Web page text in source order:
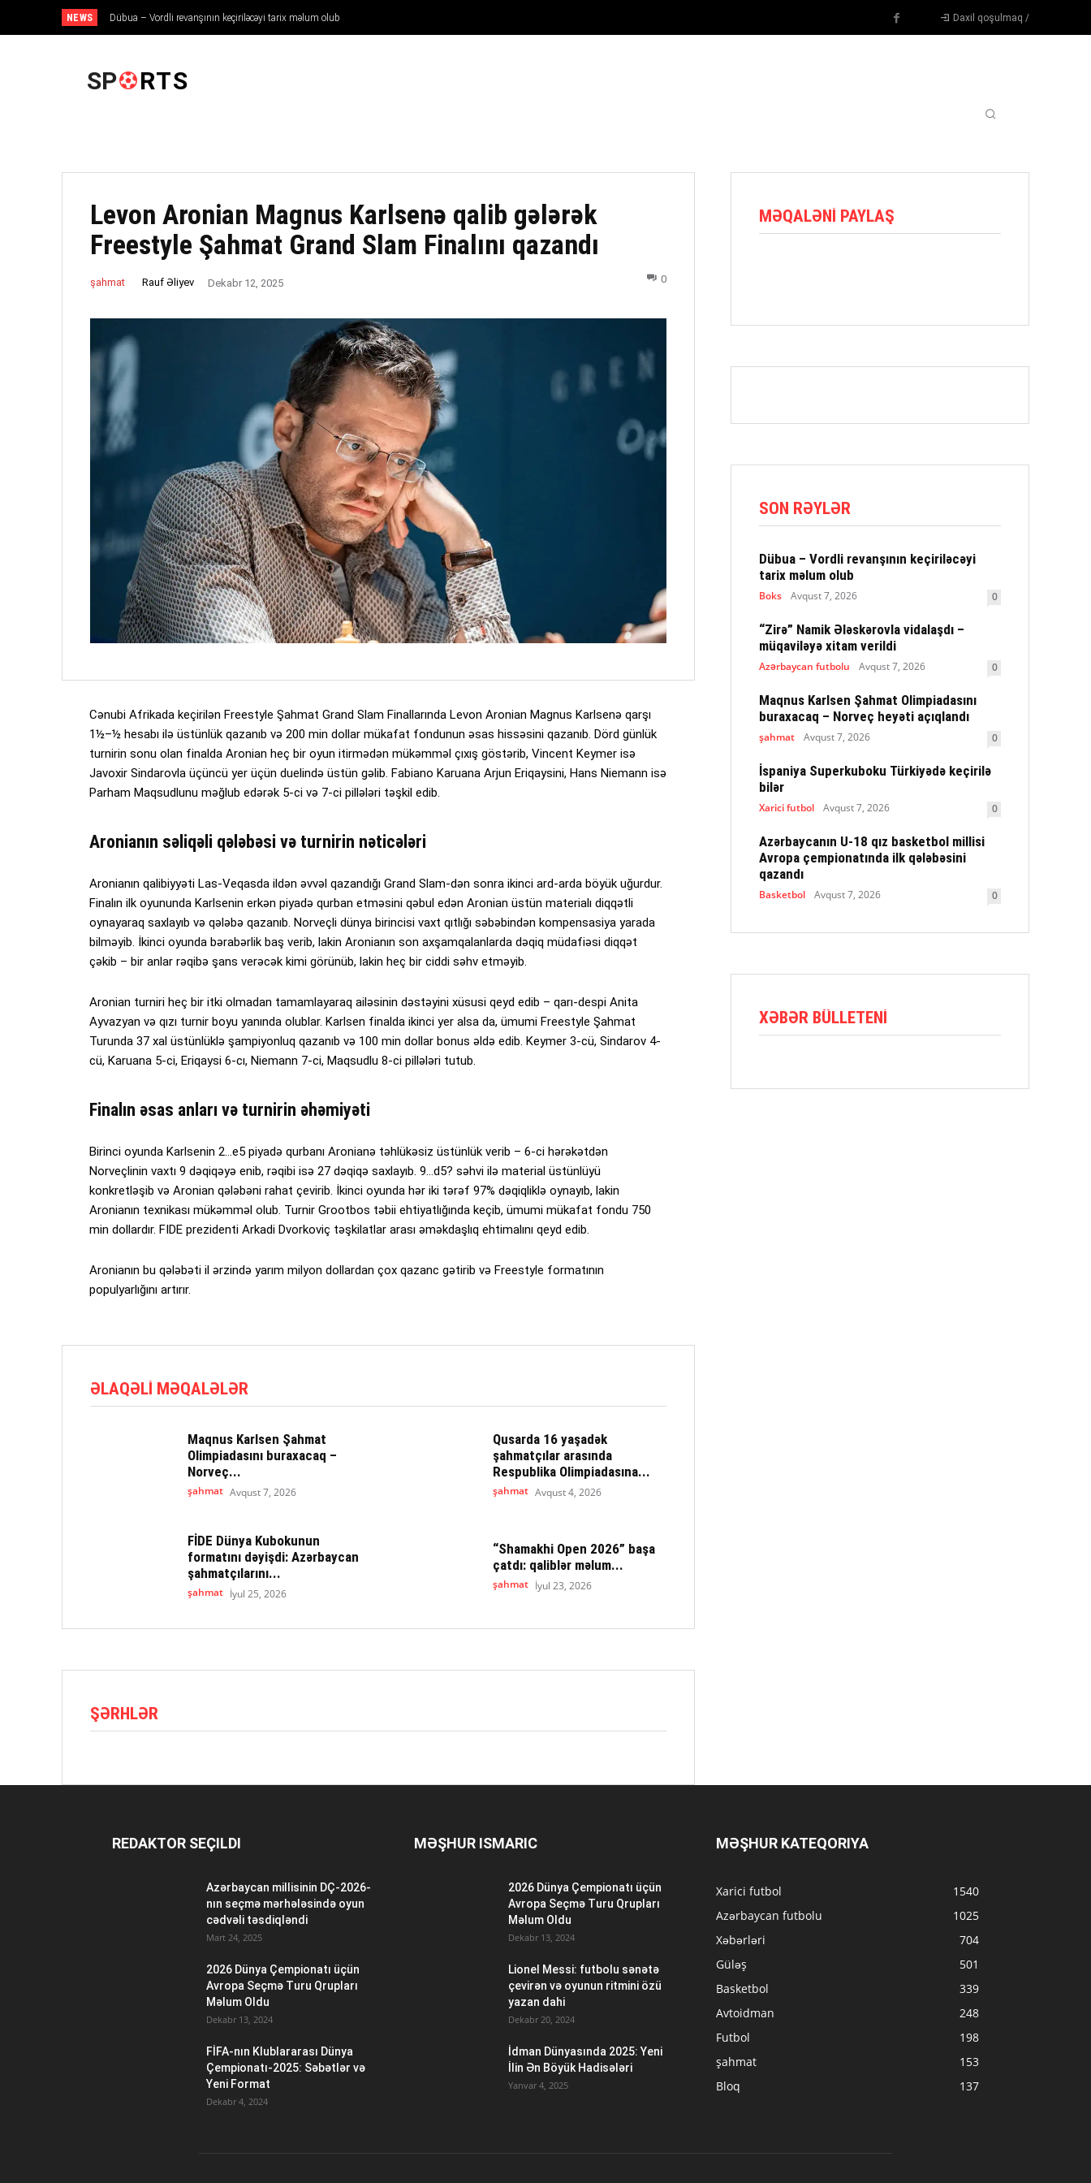
NEWS Dübua – Vordli revanşının keçiriləcəyi tarix məlum olub Daxil qoşulmaq /
SP RTS
Levon Aronian Magnus Karlsenə qalib gələrək
Freestyle Şahmat Grand Slam Finalını qazandı
şahmat Rauf Əliyev Dekabr 12, 2025 0
Cənubi Afrikada keçirilən Freestyle Şahmat Grand Slam Finallarında Levon Aronian Magnus Karlsenə qarşı
1½–½ hesabı ilə üstünlük qazanıb və 200 min dollar mükafat fondunun əsas hissəsini qazanıb. Dörd günlük
turnirin sonu olan finalda Aronian heç bir oyun itirmədən mükəmməl çıxış göstərib, Vincent Keymer isə
Javoxir Sindarovla üçüncü yer üçün duelində üstün gəlib. Fabiano Karuana Arjun Eriqaysini, Hans Niemann isə
Parham Maqsudlunu məğlub edərək 5-ci və 7-ci pillələri təşkil edib.
Aronianın səliqəli qələbəsi və turnirin nəticələri
Aronianın qalibiyyəti Las-Veqasda ildən əvvəl qazandığı Grand Slam-dən sonra ikinci ard-arda böyük uğurdur.
Finalın ilk oyununda Karlsenin erkən piyadə qurban etməsini qəbul edən Aronian üstün materialı diqqətli
oynayaraq saxlayıb və qələbə qazanıb. Norveçli dünya birincisi vaxt qıtlığı səbəbindən kompensasiya yarada
bilməyib. İkinci oyunda bərabərlik baş verib, lakin Aronianın son axşamqalanlarda dəqiq müdafiəsi diqqət
çəkib – bir anlar rəqibə şans verəcək kimi görünüb, lakin heç bir ciddi səhv etməyib.
Aronian turniri heç bir itki olmadan tamamlayaraq ailəsinin dəstəyini xüsusi qeyd edib – qarı-despi Anita
Ayvazyan və qızı turnir boyu yanında olublar. Karlsen finalda ikinci yer alsa da, ümumi Freestyle Şahmat
Turunda 37 xal üstünlüklə şampiyonluq qazanıb və 100 min dollar bonus əldə edib. Keymer 3-cü, Sindarov 4-
cü, Karuana 5-ci, Eriqaysi 6-cı, Niemann 7-ci, Maqsudlu 8-ci pillələri tutub.
Finalın əsas anları və turnirin əhəmiyəti
Birinci oyunda Karlsenin 2…e5 piyadə qurbanı Aronianə təhlükəsiz üstünlük verib – 6-ci hərəkətdən
Norveçlinin vaxtı 9 dəqiqəyə enib, rəqibi isə 27 dəqiqə saxlayıb. 9…d5? səhvi ilə material üstünlüyü
konkretləşib və Aronian qələbəni rahat çevirib. İkinci oyunda hər iki tərəf 97% dəqiqliklə oynayıb, lakin
Aronianın texnikası mükəmməl olub. Turnir Grootbos təbii ehtiyatlığında keçib, ümumi mükafat fondu 750
min dollardır. FIDE prezidenti Arkadi Dvorkoviç təşkilatlar arası əməkdaşlıq ehtimalını qeyd edib.
Aronianın bu qələbəti il ərzində yarım milyon dollardan çox qazanc gətirib və Freestyle formatının
populyarlığını artırır.
ƏLAQƏLI MƏQALƏLƏR
Maqnus Karlsen Şahmat
Olimpiadasını buraxacaq –
Norveç...
şahmat Avqust 7, 2026
Qusarda 16 yaşadək
şahmatçılar arasında
Respublika Olimpiadasına...
şahmat Avqust 4, 2026
FİDE Dünya Kubokunun
formatını dəyişdi: Azərbaycan
şahmatçılarını...
şahmat İyul 25, 2026
“Shamakhi Open 2026” başa
çatdı: qaliblər məlum...
şahmat İyul 23, 2026
ŞƏRHLƏR
MƏQALƏNI PAYLAŞ
SON RƏYLƏR
Dübua – Vordli revanşının keçiriləcəyi
tarix məlum olub
Boks Avqust 7, 2026 0
“Zirə” Namik Ələskərovla vidalaşdı –
müqaviləyə xitam verildi
Azərbaycan futbolu Avqust 7, 2026 0
Maqnus Karlsen Şahmat Olimpiadasını
buraxacaq – Norveç heyəti açıqlandı
şahmat Avqust 7, 2026 0
İspaniya Superkuboku Türkiyədə keçirilə
bilər
Xarici futbol Avqust 7, 2026 0
Azərbaycanın U-18 qız basketbol millisi
Avropa çempionatında ilk qələbəsini
qazandı
Basketbol Avqust 7, 2026 0
XƏBƏR BÜLLETENI
REDAKTOR SEÇILDI
Azərbaycan millisinin DÇ-2026-
nın seçmə mərhələsində oyun
cədvəli təsdiqləndi
Mart 24, 2025
2026 Dünya Çempionatı üçün
Avropa Seçmə Turu Qrupları
Məlum Oldu
Dekabr 13, 2024
FİFA-nın Klublararası Dünya
Çempionatı-2025: Səbətlər və
Yeni Format
Dekabr 4, 2024
MƏŞHUR ISMARIC
2026 Dünya Çempionatı üçün
Avropa Seçmə Turu Qrupları
Məlum Oldu
Dekabr 13, 2024
Lionel Messi: futbolu sənətə
çevirən və oyunun ritmini özü
yazan dahi
Dekabr 20, 2024
İdman Dünyasında 2025: Yeni
İlin Ən Böyük Hadisələri
Yanvar 4, 2025
MƏŞHUR KATEQORIYA
Xarici futbol
1540
Azərbaycan futbolu
1025
Xəbərləri
704
Güləş
501
Basketbol
339
Avtoidman
248
Futbol
198
şahmat
153
Bloq
137